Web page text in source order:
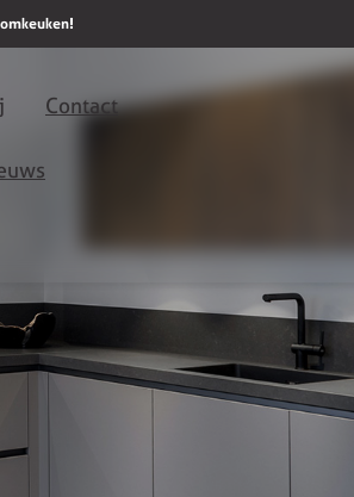
Contact